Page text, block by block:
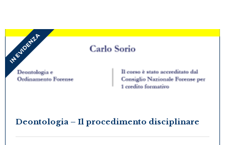
IN EVIDENZA
Deontologia – Il procedimento disciplinare